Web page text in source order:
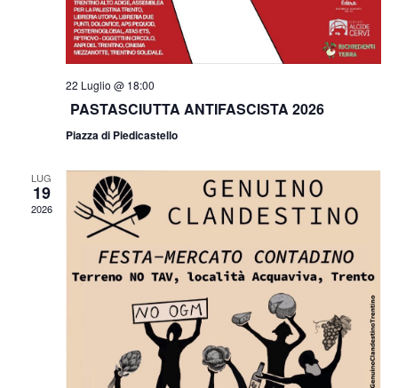
22 Luglio @ 18:00
PASTASCIUTTA ANTIFASCISTA 2026
Piazza di Piedicastello
LUG
19
2026